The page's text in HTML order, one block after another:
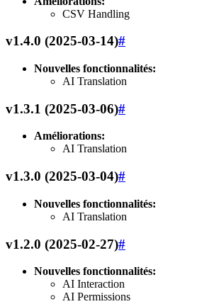
CSV Handling
v1.4.0 (2025-03-14)#
Nouvelles fonctionnalités:
AI Translation
v1.3.1 (2025-03-06)#
Améliorations:
AI Translation
v1.3.0 (2025-03-04)#
Nouvelles fonctionnalités:
AI Translation
v1.2.0 (2025-02-27)#
Nouvelles fonctionnalités:
AI Interaction
AI Permissions